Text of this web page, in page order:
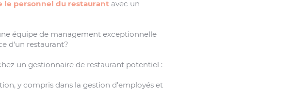
le personnel du restaurant avec un
équipe de management exceptionnelle
d’un restaurant?
un gestionnaire de restaurant potentiel :
y compris dans la gestion d’employés et